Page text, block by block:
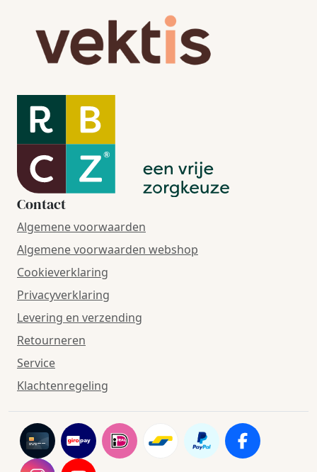
Contact
Algemene voorwaarden
Algemene voorwaarden webshop
Cookieverklaring
Privacyverklaring
Levering en verzending
Retourneren
Service
Klachtenregeling